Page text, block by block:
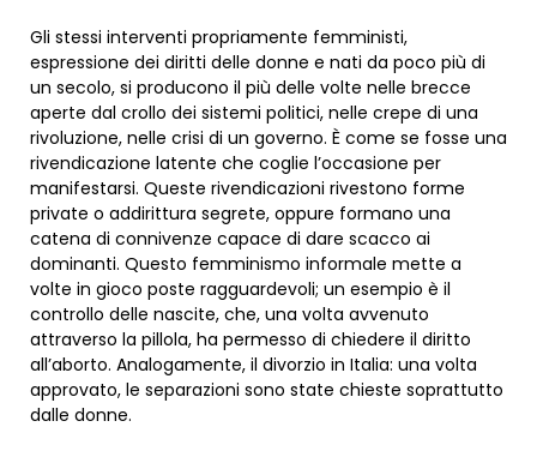
Gli stessi interventi propriamente femministi,
espressione dei diritti delle donne e nati da poco più di
un secolo, si producono il più delle volte nelle brecce
aperte dal crollo dei sistemi politici, nelle crepe di una
rivoluzione, nelle crisi di un governo. È come se fosse una
rivendicazione latente che coglie l’occasione per
manifestarsi. Queste rivendicazioni rivestono forme
private o addirittura segrete, oppure formano una
catena di connivenze capace di dare scacco ai
dominanti. Questo femminismo informale mette a
volte in gioco poste ragguardevoli; un esempio è il
controllo delle nascite, che, una volta avvenuto
attraverso la pillola, ha permesso di chiedere il diritto
all’aborto. Analogamente, il divorzio in Italia: una volta
approvato, le separazioni sono state chieste soprattutto
dalle donne.